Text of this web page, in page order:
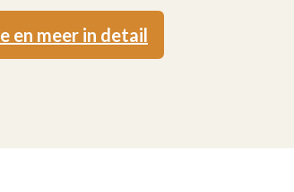
en meer in detail